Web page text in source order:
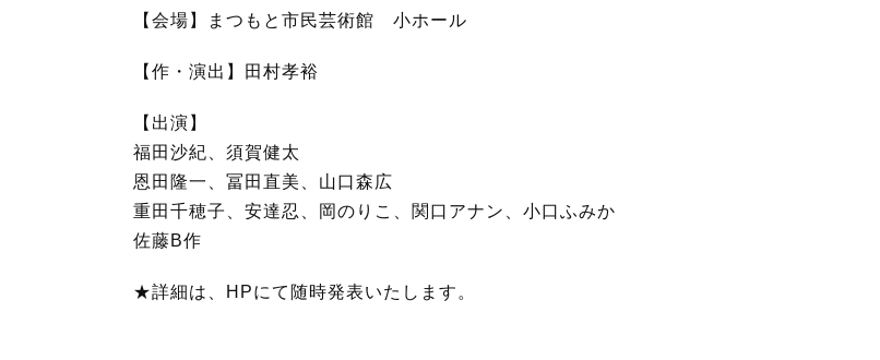
【会場】まつもと市民芸術館 小ホール
【作・演出】田村孝裕
【出演】
福田沙紀、須賀健太
恩田隆一、冨田直美、山口森広
重田千穂子、安達忍、岡のりこ、関口アナン、小口ふみか
佐藤B作
★詳細は、HPにて随時発表いたします。